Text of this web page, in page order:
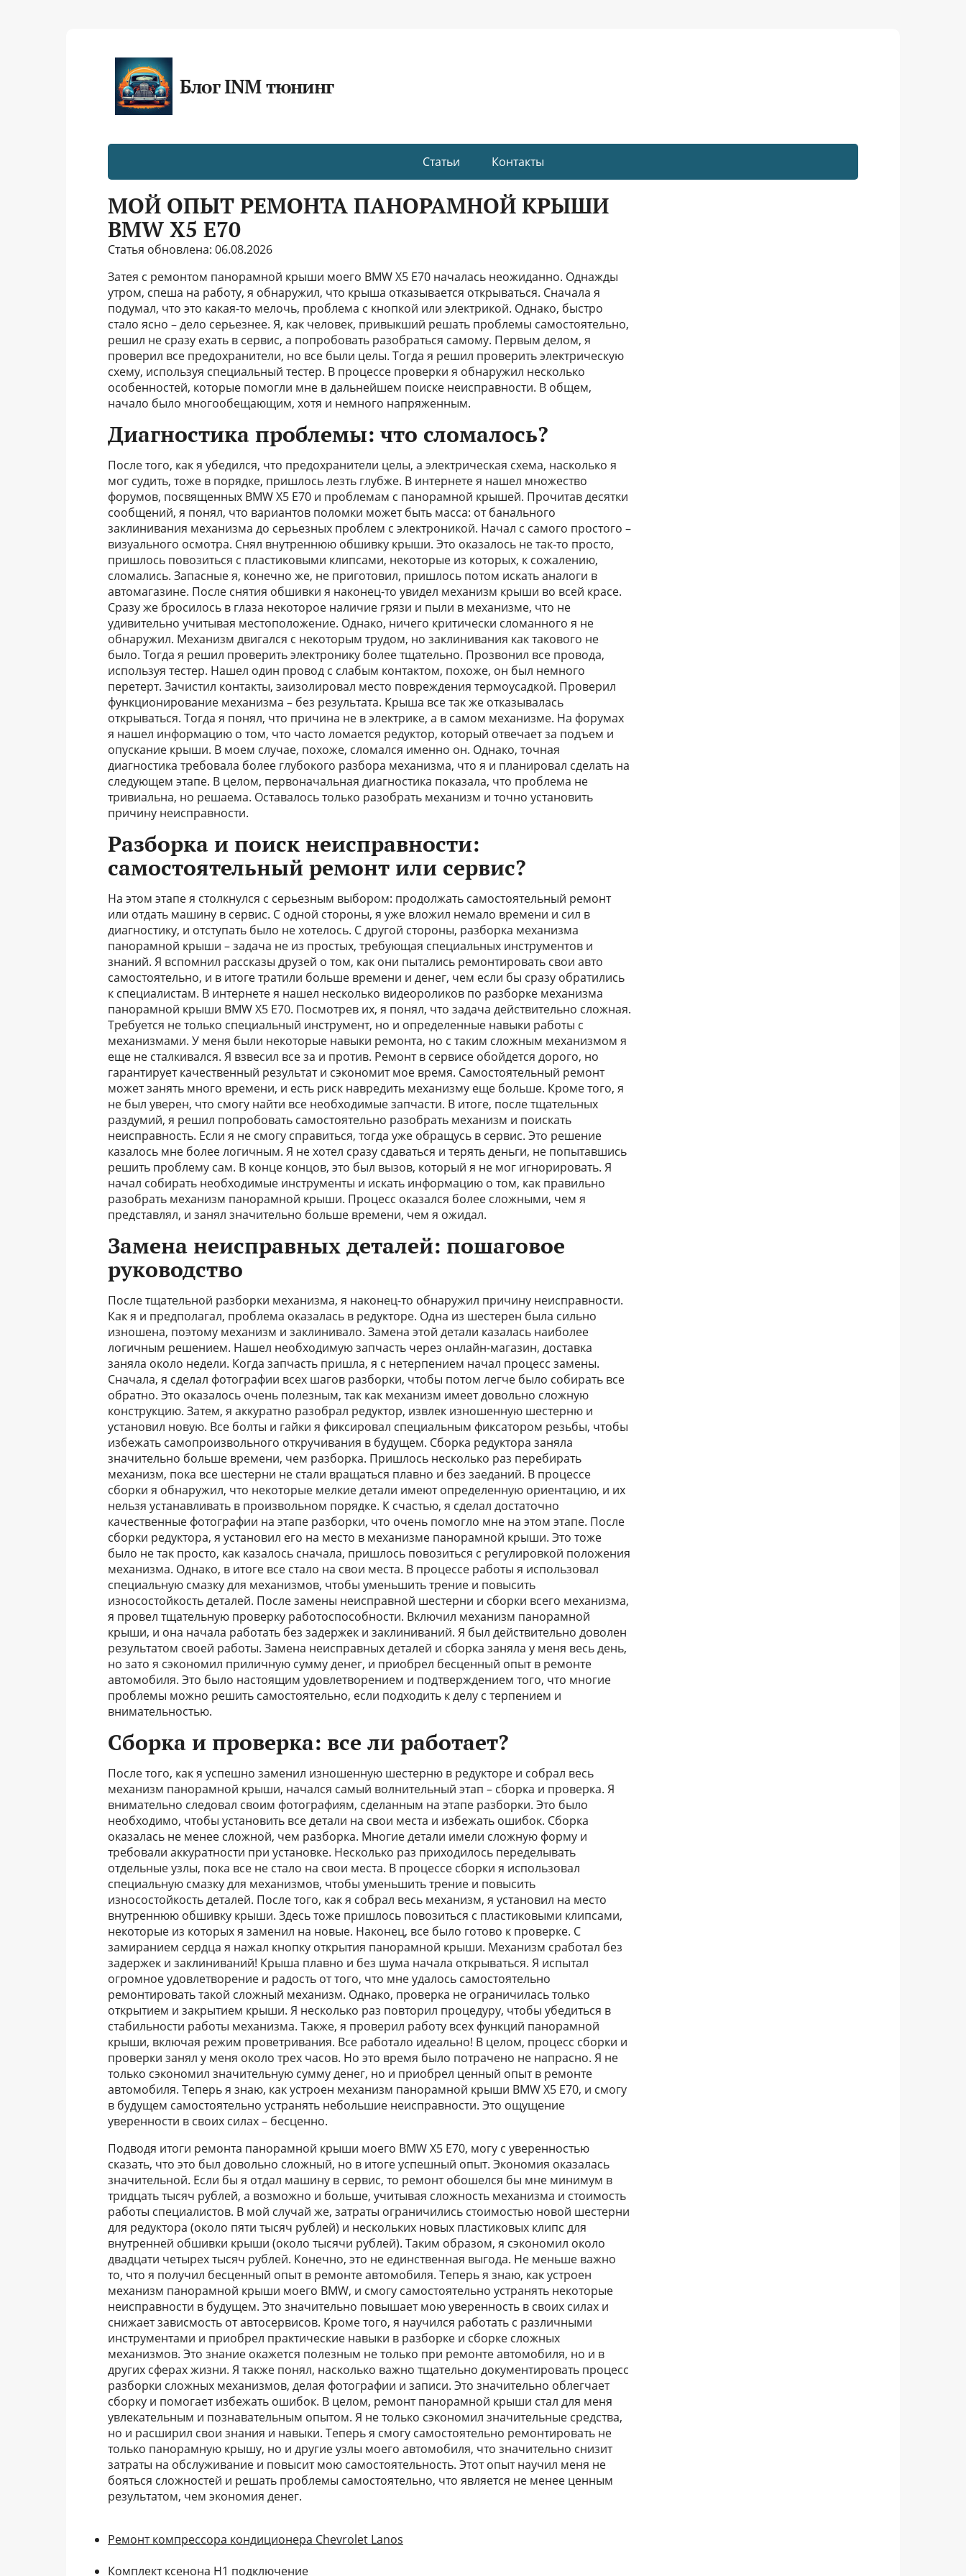
Блог INM тюнинг
Статьи Контакты
МОЙ ОПЫТ РЕМОНТА ПАНОРАМНОЙ КРЫШИ
BMW X5 E70
Статья обновлена: 06.08.2026
Затея с ремонтом панорамной крыши моего BMW X5 E70 началась неожиданно. Однажды
утром, спеша на работу, я обнаружил, что крыша отказывается открываться. Сначала я
подумал, что это какая-то мелочь, проблема с кнопкой или электрикой. Однако, быстро
стало ясно – дело серьезнее. Я, как человек, привыкший решать проблемы самостоятельно,
решил не сразу ехать в сервис, а попробовать разобраться самому. Первым делом, я
проверил все предохранители, но все были целы. Тогда я решил проверить электрическую
схему, используя специальный тестер. В процессе проверки я обнаружил несколько
особенностей, которые помогли мне в дальнейшем поиске неисправности. В общем,
начало было многообещающим, хотя и немного напряженным.
Диагностика проблемы: что сломалось?
После того, как я убедился, что предохранители целы, а электрическая схема, насколько я
мог судить, тоже в порядке, пришлось лезть глубже. В интернете я нашел множество
форумов, посвященных BMW X5 E70 и проблемам с панорамной крышей. Прочитав десятки
сообщений, я понял, что вариантов поломки может быть масса: от банального
заклинивания механизма до серьезных проблем с электроникой. Начал с самого простого –
визуального осмотра. Снял внутреннюю обшивку крыши. Это оказалось не так-то просто,
пришлось повозиться с пластиковыми клипсами, некоторые из которых, к сожалению,
сломались. Запасные я, конечно же, не приготовил, пришлось потом искать аналоги в
автомагазине. После снятия обшивки я наконец-то увидел механизм крыши во всей красе.
Сразу же бросилось в глаза некоторое наличие грязи и пыли в механизме, что не
удивительно учитывая местоположение. Однако, ничего критически сломанного я не
обнаружил. Механизм двигался с некоторым трудом, но заклинивания как такового не
было. Тогда я решил проверить электронику более тщательно. Прозвонил все провода,
используя тестер. Нашел один провод с слабым контактом, похоже, он был немного
перетерт. Зачистил контакты, заизолировал место повреждения термоусадкой. Проверил
функционирование механизма – без результата. Крыша все так же отказывалась
открываться. Тогда я понял, что причина не в электрике, а в самом механизме. На форумах
я нашел информацию о том, что часто ломается редуктор, который отвечает за подъем и
опускание крыши. В моем случае, похоже, сломался именно он. Однако, точная
диагностика требовала более глубокого разбора механизма, что я и планировал сделать на
следующем этапе. В целом, первоначальная диагностика показала, что проблема не
тривиальна, но решаема. Оставалось только разобрать механизм и точно установить
причину неисправности.
Разборка и поиск неисправности:
самостоятельный ремонт или сервис?
На этом этапе я столкнулся с серьезным выбором: продолжать самостоятельный ремонт
или отдать машину в сервис. С одной стороны, я уже вложил немало времени и сил в
диагностику, и отступать было не хотелось. С другой стороны, разборка механизма
панорамной крыши – задача не из простых, требующая специальных инструментов и
знаний. Я вспомнил рассказы друзей о том, как они пытались ремонтировать свои авто
самостоятельно, и в итоге тратили больше времени и денег, чем если бы сразу обратились
к специалистам. В интернете я нашел несколько видеороликов по разборке механизма
панорамной крыши BMW X5 E70. Посмотрев их, я понял, что задача действительно сложная.
Требуется не только специальный инструмент, но и определенные навыки работы с
механизмами. У меня были некоторые навыки ремонта, но с таким сложным механизмом я
еще не сталкивался. Я взвесил все за и против. Ремонт в сервисе обойдется дорого, но
гарантирует качественный результат и сэкономит мое время. Самостоятельный ремонт
может занять много времени, и есть риск навредить механизму еще больше. Кроме того, я
не был уверен, что смогу найти все необходимые запчасти. В итоге, после тщательных
раздумий, я решил попробовать самостоятельно разобрать механизм и поискать
неисправность. Если я не смогу справиться, тогда уже обращусь в сервис. Это решение
казалось мне более логичным. Я не хотел сразу сдаваться и терять деньги, не попытавшись
решить проблему сам. В конце концов, это был вызов, который я не мог игнорировать. Я
начал собирать необходимые инструменты и искать информацию о том, как правильно
разобрать механизм панорамной крыши. Процесс оказался более сложными, чем я
представлял, и занял значительно больше времени, чем я ожидал.
Замена неисправных деталей: пошаговое
руководство
После тщательной разборки механизма, я наконец-то обнаружил причину неисправности.
Как я и предполагал, проблема оказалась в редукторе. Одна из шестерен была сильно
изношена, поэтому механизм и заклинивало. Замена этой детали казалась наиболее
логичным решением. Нашел необходимую запчасть через онлайн-магазин, доставка
заняла около недели. Когда запчасть пришла, я с нетерпением начал процесс замены.
Сначала, я сделал фотографии всех шагов разборки, чтобы потом легче было собирать все
обратно. Это оказалось очень полезным, так как механизм имеет довольно сложную
конструкцию. Затем, я аккуратно разобрал редуктор, извлек изношенную шестерню и
установил новую. Все болты и гайки я фиксировал специальным фиксатором резьбы, чтобы
избежать самопроизвольного откручивания в будущем. Сборка редуктора заняла
значительно больше времени, чем разборка. Пришлось несколько раз перебирать
механизм, пока все шестерни не стали вращаться плавно и без заеданий. В процессе
сборки я обнаружил, что некоторые мелкие детали имеют определенную ориентацию, и их
нельзя устанавливать в произвольном порядке. К счастью, я сделал достаточно
качественные фотографии на этапе разборки, что очень помогло мне на этом этапе. После
сборки редуктора, я установил его на место в механизме панорамной крыши. Это тоже
было не так просто, как казалось сначала, пришлось повозиться с регулировкой положения
механизма. Однако, в итоге все стало на свои места. В процессе работы я использовал
специальную смазку для механизмов, чтобы уменьшить трение и повысить
износостойкость деталей. После замены неисправной шестерни и сборки всего механизма,
я провел тщательную проверку работоспособности. Включил механизм панорамной
крыши, и она начала работать без задержек и заклиниваний. Я был действительно доволен
результатом своей работы. Замена неисправных деталей и сборка заняла у меня весь день,
но зато я сэкономил приличную сумму денег, и приобрел бесценный опыт в ремонте
автомобиля. Это было настоящим удовлетворением и подтверждением того, что многие
проблемы можно решить самостоятельно, если подходить к делу с терпением и
внимательностью.
Сборка и проверка: все ли работает?
После того, как я успешно заменил изношенную шестерню в редукторе и собрал весь
механизм панорамной крыши, начался самый волнительный этап – сборка и проверка. Я
внимательно следовал своим фотографиям, сделанным на этапе разборки. Это было
необходимо, чтобы установить все детали на свои места и избежать ошибок. Сборка
оказалась не менее сложной, чем разборка. Многие детали имели сложную форму и
требовали аккуратности при установке. Несколько раз приходилось переделывать
отдельные узлы, пока все не стало на свои места. В процессе сборки я использовал
специальную смазку для механизмов, чтобы уменьшить трение и повысить
износостойкость деталей. После того, как я собрал весь механизм, я установил на место
внутреннюю обшивку крыши. Здесь тоже пришлось повозиться с пластиковыми клипсами,
некоторые из которых я заменил на новые. Наконец, все было готово к проверке. С
замиранием сердца я нажал кнопку открытия панорамной крыши. Механизм сработал без
задержек и заклиниваний! Крыша плавно и без шума начала открываться. Я испытал
огромное удовлетворение и радость от того, что мне удалось самостоятельно
ремонтировать такой сложный механизм. Однако, проверка не ограничилась только
открытием и закрытием крыши. Я несколько раз повторил процедуру, чтобы убедиться в
стабильности работы механизма. Также, я проверил работу всех функций панорамной
крыши, включая режим проветривания. Все работало идеально! В целом, процесс сборки и
проверки занял у меня около трех часов. Но это время было потрачено не напрасно. Я не
только сэкономил значительную сумму денег, но и приобрел ценный опыт в ремонте
автомобиля. Теперь я знаю, как устроен механизм панорамной крыши BMW X5 E70, и смогу
в будущем самостоятельно устранять небольшие неисправности. Это ощущение
уверенности в своих силах – бесценно.
Подводя итоги ремонта панорамной крыши моего BMW X5 E70, могу с уверенностью
сказать, что это был довольно сложный, но в итоге успешный опыт. Экономия оказалась
значительной. Если бы я отдал машину в сервис, то ремонт обошелся бы мне минимум в
тридцать тысяч рублей, а возможно и больше, учитывая сложность механизма и стоимость
работы специалистов. В мой случай же, затраты ограничились стоимостью новой шестерни
для редуктора (около пяти тысяч рублей) и нескольких новых пластиковых клипс для
внутренней обшивки крыши (около тысячи рублей). Таким образом, я сэкономил около
двадцати четырех тысяч рублей. Конечно, это не единственная выгода. Не меньше важно
то, что я получил бесценный опыт в ремонте автомобиля. Теперь я знаю, как устроен
механизм панорамной крыши моего BMW, и смогу самостоятельно устранять некоторые
неисправности в будущем. Это значительно повышает мою уверенность в своих силах и
снижает зависмость от автосервисов. Кроме того, я научился работать с различными
инструментами и приобрел практические навыки в разборке и сборке сложных
механизмов. Это знание окажется полезным не только при ремонте автомобиля, но и в
других сферах жизни. Я также понял, насколько важно тщательно документировать процесс
разборки сложных механизмов, делая фотографии и записи. Это значительно облегчает
сборку и помогает избежать ошибок. В целом, ремонт панорамной крыши стал для меня
увлекательным и познавательным опытом. Я не только сэкономил значительные средства,
но и расширил свои знания и навыки. Теперь я смогу самостоятельно ремонтировать не
только панорамную крышу, но и другие узлы моего автомобиля, что значительно снизит
затраты на обслуживание и повысит мою самостоятельность. Этот опыт научил меня не
бояться сложностей и решать проблемы самостоятельно, что является не менее ценным
результатом, чем экономия денег.
Ремонт компрессора кондиционера Chevrolet Lanos
Комплект ксенона H1 подключение